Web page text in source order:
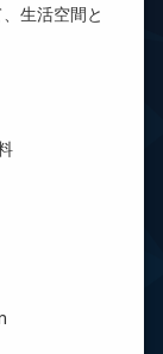
生活空間と